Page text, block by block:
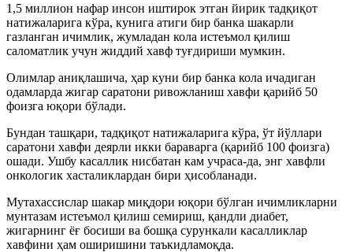
1,5 миллион нафар инсон иштирок этган йирик тадқиқот
натижаларига кўра, кунига атиги бир банка шакарли
газланган ичимлик, жумладан кола истеъмол қилиш
саломатлик учун жиддий хавф туғдириши мумкин.
Олимлар аниқлашича, ҳар куни бир банка кола ичадиган
одамларда жигар саратони ривожланиш хавфи қарийб 50
фоизга юқори бўлади.
Бундан ташқари, тадқиқот натижаларига кўра, ўт йўллари
саратони хавфи деярли икки бараварга (қарийб 100 фоизга)
ошади. Ушбу касаллик нисбатан кам учраса-да, энг хавфли
онкологик хасталиклардан бири ҳисобланади.
Мутахассислар шакар миқдори юқори бўлган ичимликларни
мунтазам истеъмол қилиш семириш, қандли диабет,
жигарнинг ёғ босиши ва бошқа сурункали касалликлар
хавфини ҳам оширишини таъкидламоқда.